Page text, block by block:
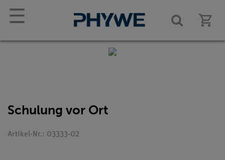
☰
Schulung vor Ort
Artikel-Nr.: 03333-02